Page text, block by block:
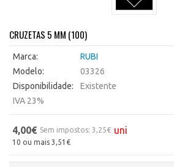
CRUZETAS 5 MM (100)
Marca:
RUBI
Modelo:
03326
Disponibilidade:
Existente
IVA 23%
4,00€ Sem impostos: 3,25€ uni
10 ou mais 3,51€